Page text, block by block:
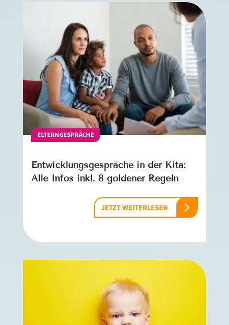
ELTERNGESPRÄCHE
Entwicklungsgespräche in der Kita:
Alle Infos inkl. 8 goldener Regeln
JETZT WEITERLESEN